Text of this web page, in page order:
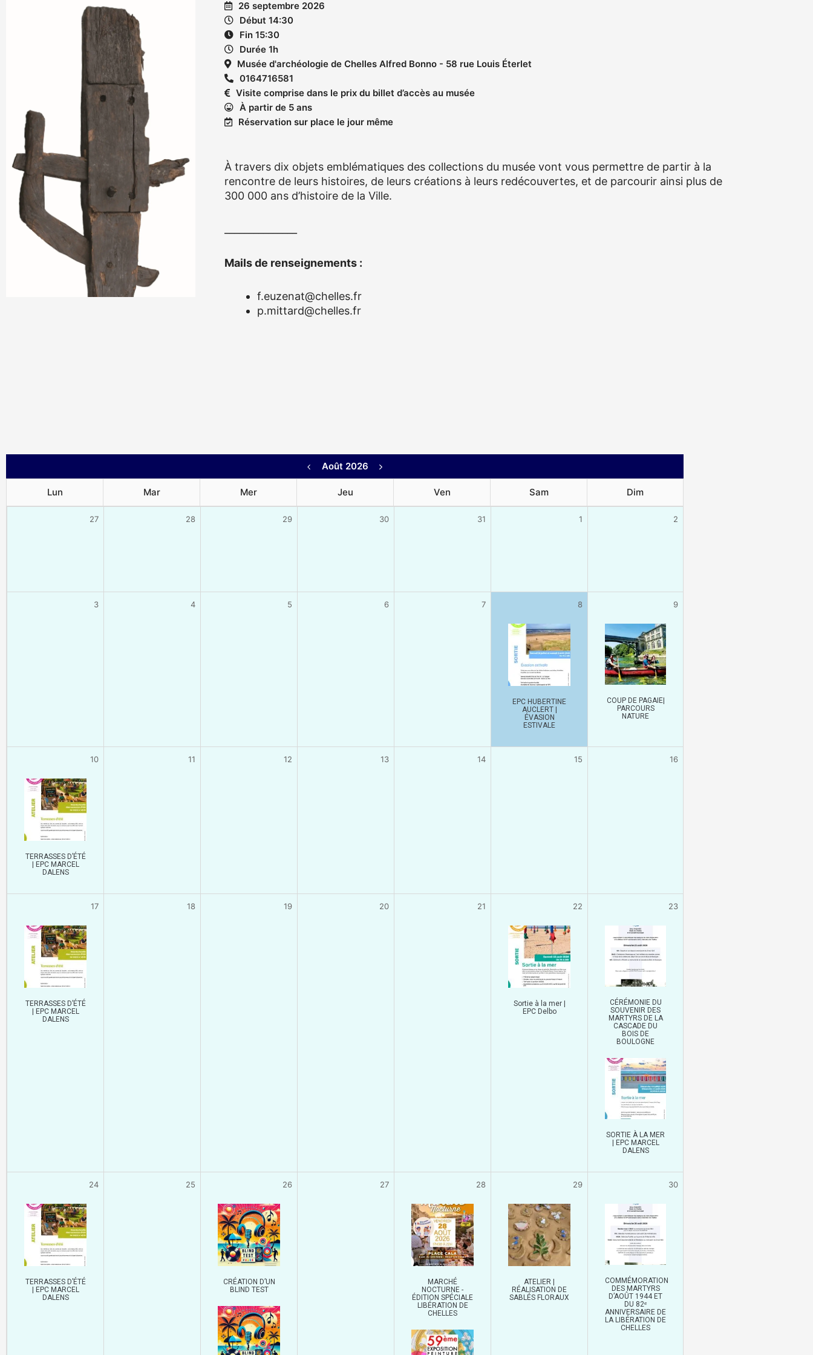
26 septembre 2026
Début 14:30
Fin 15:30
Durée 1h
Musée d'archéologie de Chelles Alfred Bonno - 58 rue Louis Éterlet
0164716581
Visite comprise dans le prix du billet d’accès au musée
À partir de 5 ans
Réservation sur place le jour même
À travers dix objets emblématiques des collections du musée vont vous permettre de partir à la
rencontre de leurs histoires, de leurs créations à leurs redécouvertes, et de parcourir ainsi plus de
300 000 ans d’histoire de la Ville.
Mails de renseignements :
f.euzenat@chelles.fr
p.mittard@chelles.fr
Août 2026
Lun Mar Mer Jeu Ven Sam Dim
27 28 29 30 31 1 2
3 4 5 6 7 8
EPC HUBERTINE
AUCLERT |
ÉVASION
ESTIVALE
9
COUP DE PAGAIE|
PARCOURS
NATURE
10
TERRASSES D’ÉTÉ
| EPC MARCEL
DALENS
11 12 13 14 15 16
17
TERRASSES D’ÉTÉ
| EPC MARCEL
DALENS
18 19 20 21 22
Sortie à la mer |
EPC Delbo
23
CÉRÉMONIE DU
SOUVENIR DES
MARTYRS DE LA
CASCADE DU
BOIS DE
BOULOGNE
SORTIE À LA MER
| EPC MARCEL
DALENS
24
TERRASSES D’ÉTÉ
| EPC MARCEL
DALENS
25 26
CRÉATION D’UN
BLIND TEST
27 28
MARCHÉ
NOCTURNE -
ÉDITION SPÉCIALE
LIBÉRATION DE
CHELLES
29
ATELIER |
RÉALISATION DE
SABLÉS FLORAUX
30
COMMÉMORATION
DES MARTYRS
D’AOÛT 1944 ET
DU 82ᵉ
ANNIVERSAIRE DE
LA LIBÉRATION DE
CHELLES